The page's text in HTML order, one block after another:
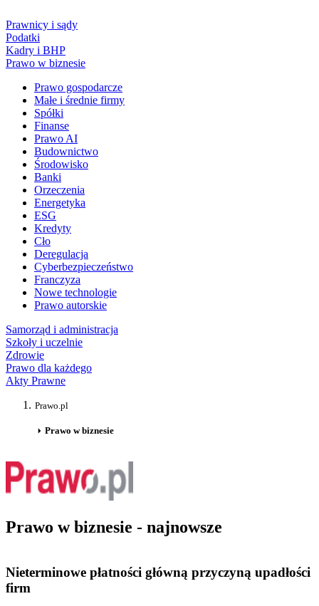
Prawnicy i sądy
Podatki
Kadry i BHP
Prawo w biznesie
Prawo gospodarcze
Małe i średnie firmy
Spółki
Finanse
Prawo AI
Budownictwo
Środowisko
Banki
Orzeczenia
Energetyka
ESG
Kredyty
Cło
Deregulacja
Cyberbezpieczeństwo
Franczyza
Nowe technologie
Prawo autorskie
Samorząd i administracja
Szkoły i uczelnie
Zdrowie
Prawo dla każdego
Akty Prawne
Prawo.pl
Prawo w biznesie
Prawo w biznesie - najnowsze
Nieterminowe płatności główną przyczyną upadłości
firm